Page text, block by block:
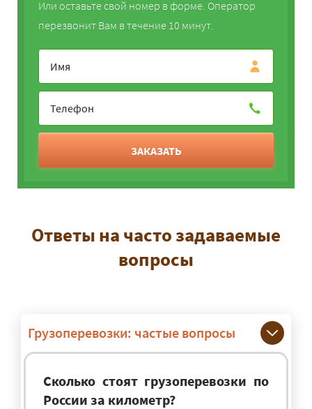
Или оставьте свой номер в форме. Оператор
перезвонит Вам в течение 10 минут.
ЗАКАЗАТЬ
Ответы на часто задаваемые
вопросы
Грузоперевозки: частые вопросы
Сколько стоят грузоперевозки по
России за километр?